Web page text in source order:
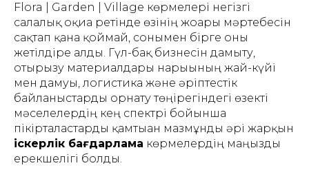
Flora | Garden | Village көрмелері негізгі
салалық оқиға ретінде өзінің жоғары мәртебесін
сақтап қана қоймай, сонымен бірге оны
жетілдіре алды. Гүл-бақ бизнесін дамыту,
отырғызу материалдары нарығының жай-күйі
мен дамуы, логистика және әріптестік
байланыстарды орнату төңірегіндегі өзекті
мәселелердің кең спектрі бойынша
пікірталастарды қамтыған мазмұнды әрі жарқын
іскерлік бағдарлама көрмелердің маңызды
ерекшелігі болды.